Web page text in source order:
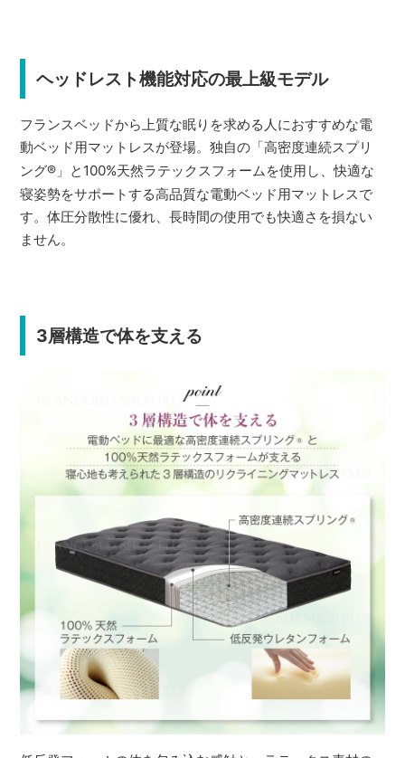
ヘッドレスト機能対応の最上級モデル
フランスベッドから上質な眠りを求める人におすすめな電
動ベッド用マットレスが登場。独自の「高密度連続スプリ
ング® 」と100%天然ラテックスフォームを使用し、快適な
寝姿勢をサポートする高品質な電動ベッド用マットレスで
す。体圧分散性に優れ、長時間の使用でも快適さを損ない
ません。
3層構造で体を支える